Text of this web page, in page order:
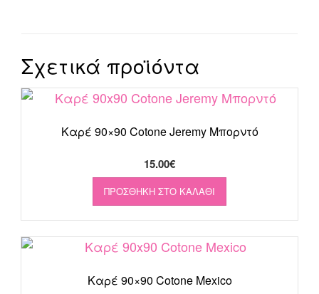
Σχετικά προϊόντα
Καρέ 90×90 Cotone Jeremy Μπορντό
15.00€
ΠΡΟΣΘΉΚΗ ΣΤΟ ΚΑΛΆΘΙ
Καρέ 90×90 Cotone Mexico